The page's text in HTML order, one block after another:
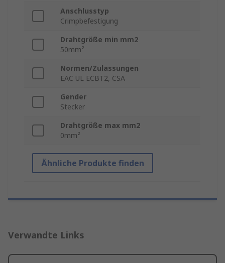
Anschlusstyp
Crimpbefestigung
Drahtgröße min mm2
50mm²
Normen/Zulassungen
EAC UL ECBT2, CSA
Gender
Stecker
Drahtgröße max mm2
0mm²
Ähnliche Produkte finden
Verwandte Links